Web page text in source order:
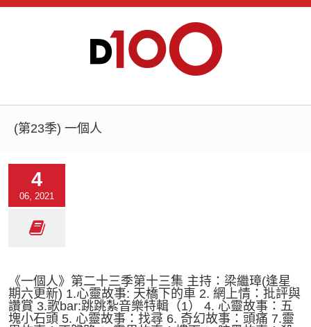
(第23季) 一個人
4
06, 2021
《一個人》第二十三季第十三集 主持：梁繼璋(逢星
期六更新) 1.心靈故事: 天橋下的車 2. 網上情：批評與
讚賞 3.歌bar:跳跳紮音樂特輯（1） 4. 心靈故事：五
塊小石頭 5. 心靈故事：找尋 6. 奇幻故事：頭痛 7.靈